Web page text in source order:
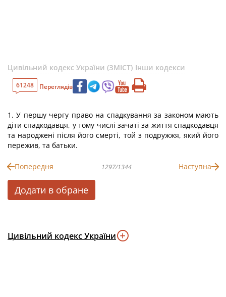
Цивільний кодекс України (ЗМІСТ) Інши кодекси
61248 Переглядів
1. У першу чергу право на спадкування за законом мають
діти спадкодавця, у тому числі зачаті за життя спадкодавця
та народжені після його смерті, той з подружжя, який його
пережив, та батьки.
Попередня 1297/1344 Наступна
Додати в обране
Цивільний кодекс України